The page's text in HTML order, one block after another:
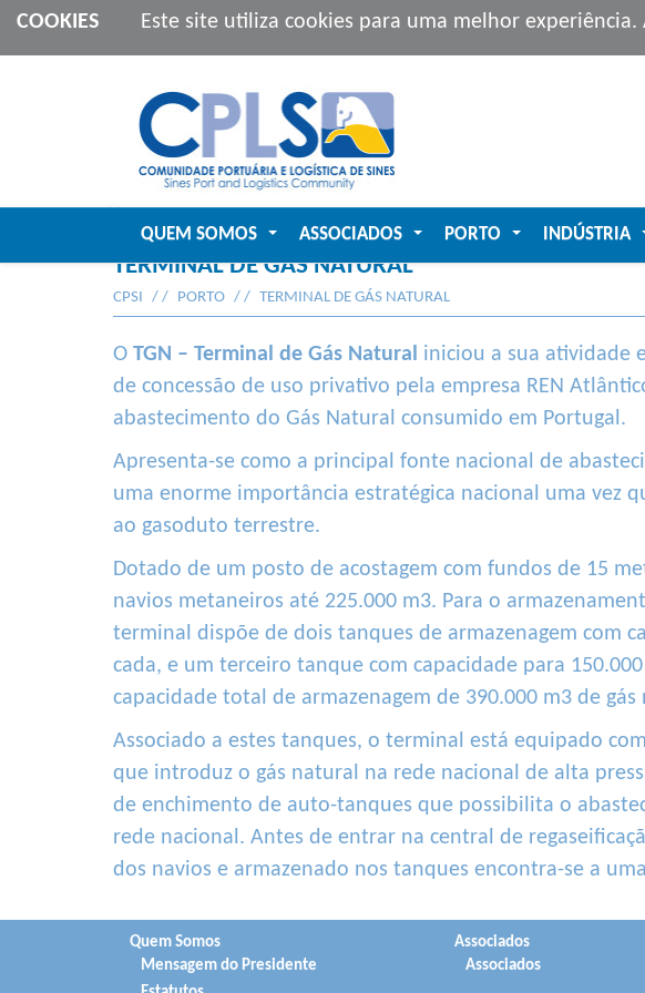
COOKIES Este site utiliza cookies para uma melhor
QUEM SOMOS ASSOCIADOS PORTO INDÚSTRIA
TERMINAL DE GÁS NATURAL
CPSI PORTO TERMINAL DE GÁS NATURAL
O TGN – Terminal de Gás Natural iniciou a sua atividade
de concessão de uso privativo pela empresa REN
abastecimento do Gás Natural consumido em Portugal.
Apresenta-se como a principal fonte nacional de
uma enorme importância estratégica nacional uma vez
ao gasoduto terrestre.
Dotado de um posto de acostagem com fundos de 15
navios metaneiros até 225.000 m3. Para o
terminal dispõe de dois tanques de armazenagem com
cada, e um terceiro tanque com capacidade para
capacidade total de armazenagem de 390.000 m3 de
Associado a estes tanques, o terminal está equipado
que introduz o gás natural na rede nacional de alta
de enchimento de auto-tanques que possibilita o
rede nacional. Antes de entrar na central de
dos navios e armazenado nos tanques encontra-se a
Quem Somos
Mensagem do Presidente
Associados
Associados